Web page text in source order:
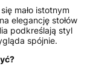
mało istotnym
elegancję stołów
podkreślają styl
spójnie.